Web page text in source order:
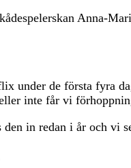
Anna-
under de första fyra
inte får vi
in redan i år och vi